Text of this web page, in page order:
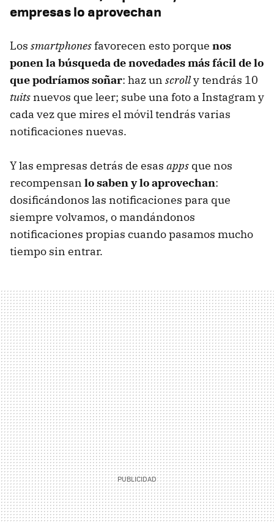
empresas lo aprovechan
Los smartphonesfavorecen esto porque nos
ponen la búsqueda de novedades más fácil de lo
que podríamos soñar: haz un scrolly tendrás 10
tuits nuevos que leer; sube una foto a Instagram y
cada vez que mires el móvil tendrás varias
notificaciones nuevas.
Y las empresas detrás de esas apps que nos
recompensan lo saben y lo aprovechan:
dosificándonos las notificaciones para que
siempre volvamos, o mandándonos
notificaciones propias cuando pasamos mucho
tiempo sin entrar.